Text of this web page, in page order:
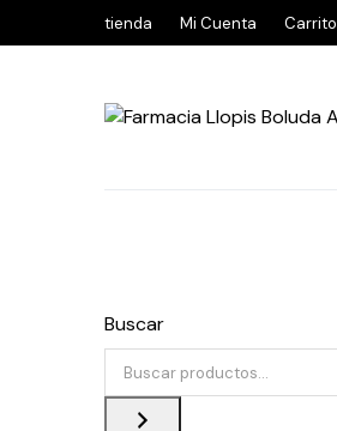
tienda Mi Cuenta Carrito
Buscar